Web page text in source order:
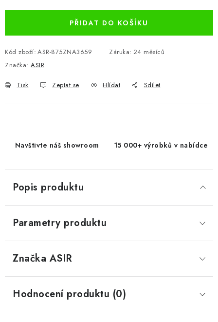
PŘIDAT DO KOŠÍKU
Kód zboží: ASR-875ZNA3659 Záruka: 24 měsíců
Značka: ASIR
Tisk Zeptat se Hlídat Sdílet
Navštivte náš showroom 15 000+ výrobků v nabídce
Popis produktu
Parametry produktu
Značka ASIR
Hodnocení produktu (0)